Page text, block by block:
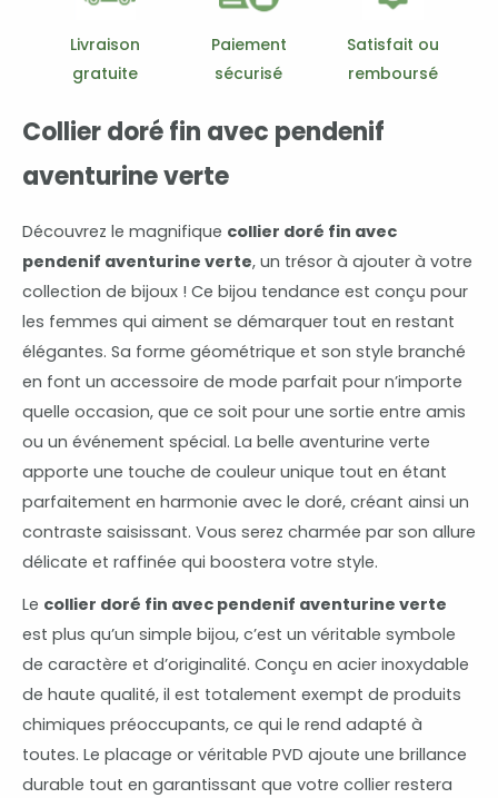
aventurine
verteLivraison
gratuite
Paiement
sécurisé
Satisfait ou
remboursé
Collier doré fin avec pendenif
aventurine verte
Découvrez le magnifique collier doré fin avec
pendenif aventurine verte, un trésor à ajouter à votre
collection de bijoux ! Ce bijou tendance est conçu pour
les femmes qui aiment se démarquer tout en restant
élégantes. Sa forme géométrique et son style branché
en font un accessoire de mode parfait pour n’importe
quelle occasion, que ce soit pour une sortie entre amis
ou un événement spécial. La belle aventurine verte
apporte une touche de couleur unique tout en étant
parfaitement en harmonie avec le doré, créant ainsi un
contraste saisissant. Vous serez charmée par son allure
délicate et raffinée qui boostera votre style.
Le collier doré fin avec pendenif aventurine verte
est plus qu’un simple bijou, c’est un véritable symbole
de caractère et d’originalité. Conçu en acier inoxydable
de haute qualité, il est totalement exempt de produits
chimiques préoccupants, ce qui le rend adapté à
toutes. Le placage or véritable PVD ajoute une brillance
durable tout en garantissant que votre collier restera